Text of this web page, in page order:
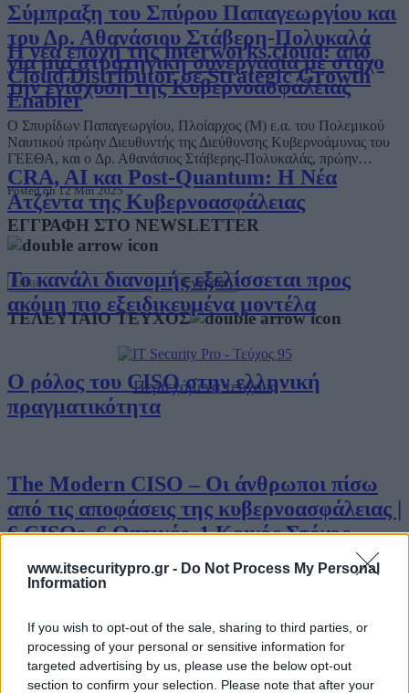
www.itsecuritypro.gr - Do Not Process My Personal
Information
If you wish to opt-out of the sale, sharing to third parties, or
processing of your personal or sensitive information for
targeted advertising by us, please use the below opt-out
section to confirm your selection. Please note that after your
Η νέα εποχή της interworks.cloud: από
Cloud Distributor σε Strategic Growth
Enabler
CRA, AI και Post-Quantum: Η Νέα
Ατζέντα της Κυβερνοασφάλειας
Το κανάλι διανομής εξελίσσεται προς
ακόμη πιο εξειδικευμένα μοντέλα
Ο ρόλος του CISO στην ελληνική
πραγματικότητα
The Modern CISO – Οι άνθρωποι πίσω
από τις αποφάσεις της κυβερνοασφάλειας |
6 CISOs, 6 Οπτικές, 1 Κοινός Στόχος
μετά τη NIS2 – Τι πρέπει να γνωρίζει ο
CISO
Σύμπραξη του Σπύρου Παπαγεωργίου και
του Δρ. Αθανάσιου Στάβερη-Πολυκαλά
για μια στρατηγική συνεργασία με στόχο
την ενίσχυση της Κυβερνοασφάλειας
Ο Σπυρίδων Παπαγεωργίου, Πλοίαρχος (Μ) ε.α. του Πολεμικού
Ναυτικού πρώην Διευθυντής της Διεύθυνσης Κυβερνοάμυνας του
ΓΕΕΘΑ, και ο Δρ. Αθανάσιος Στάβερης-Πολυκαλάς, πρώην…
Posted on 12 Μάι 2025
ΕΓΓΡΑΦΗ ΣΤΟ NEWSLETTER
ΤΕΛΕΥΤΑΙΟ ΤΕΥΧΟΣ
Περιεχόμενα τεύχους
Business IT